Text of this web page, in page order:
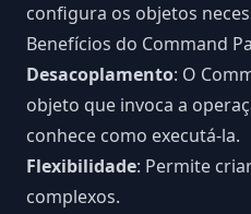
configura os objetos
Benefícios do Command
Desacoplamento: O
objeto que invoca a
conhece como executá-la.
Flexibilidade: Permite
complexos.